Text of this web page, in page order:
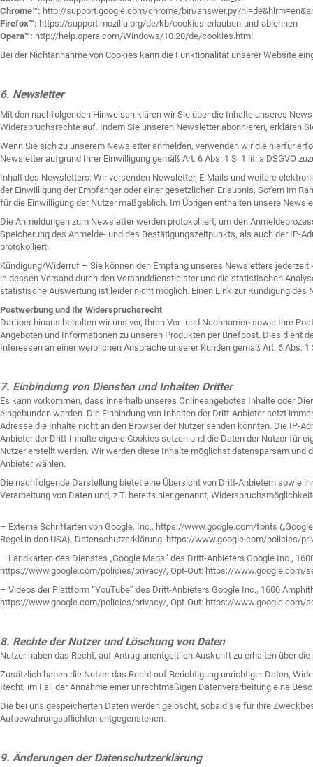
Chrome™: http://support.google.com/chrome/bin/
Firefox™: https://support.mozilla.org/de/kb/cookies-erlauben-und-ablehnen
Opera™: http://help.opera.com/Windows/10.20/de/cookies.html
Bei der Nichtannahme von Cookies kann die Funktionalität unserer Website
6. Newsletter
Mit den nachfolgenden Hinweisen klären wir Sie über die Inhalte unseres
Widerspruchsrechte auf. Indem Sie unseren Newsletter abonnieren, erklären
Wenn Sie sich zu unserem Newsletter anmelden, verwenden wir die hierfür
Newsletter aufgrund Ihrer Einwilligung gemäß Art. 6 Abs. 1 S. 1 lit. a DSGVO
Inhalt des Newsletters: Wir versenden Newsletter, E-Mails und weitere
der Einwilligung der Empfänger oder einer gesetzlichen Erlaubnis. Sofern im
für die Einwilligung der Nutzer maßgeblich. Im Übrigen enthalten unsere
Die Anmeldungen zum Newsletter werden protokolliert, um den
Speicherung des Anmelde- und des Bestätigungszeitpunkts, als auch der IP-
protokolliert.
Kündigung/Widerruf – Sie können den Empfang unseres Newsletters
in dessen Versand durch den Versanddienstleister und die statistischen
statistische Auswertung ist leider nicht möglich. Einen Link zur Kündigung
Postwerbung und Ihr Widerspruchsrecht
Darüber hinaus behalten wir uns vor, Ihren Vor- und Nachnamen sowie Ihre
Angeboten und Informationen zu unseren Produkten per Briefpost. Dies dient
Interessen an einer werblichen Ansprache unserer Kunden gemäß Art. 6 Abs. 1
7. Einbindung von Diensten und Inhalten Dritter
Es kann vorkommen, dass innerhalb unseres Onlineangebotes Inhalte oder
eingebunden werden. Die Einbindung von Inhalten der Dritt-Anbieter setzt
Adresse die Inhalte nicht an den Browser der Nutzer senden könnten. Die IP-
Anbieter der Dritt-Inhalte eigene Cookies setzen und die Daten der Nutzer für
Nutzer erstellt werden. Wir werden diese Inhalte möglichst datensparsam
Anbieter wählen.
Die nachfolgende Darstellung bietet eine Übersicht von Dritt-Anbietern sowie
Verarbeitung von Daten und, z.T. bereits hier genannt,
– Externe Schriftarten von Google, Inc., https://www.google.com/fonts
Regel in den USA). Datenschutzerklärung: https://www.google.com/policies/
– Landkarten des Dienstes „Google Maps“ des Dritt-Anbieters Google Inc.,
https://www.google.com/policies/privacy/, Opt-Out: https://www.google.com/
– Videos der Plattform “YouTube” des Dritt-Anbieters Google Inc., 1600
https://www.google.com/policies/privacy/, Opt-Out: https://www.google.com/
8. Rechte der Nutzer und Löschung von Daten
Nutzer haben das Recht, auf Antrag unentgeltlich Auskunft zu erhalten über
Zusätzlich haben die Nutzer das Recht auf Berichtigung unrichtiger Daten,
Recht, im Fall der Annahme einer unrechtmäßigen Datenverarbeitung eine
Die bei uns gespeicherten Daten werden gelöscht, sobald sie für ihre
Aufbewahrungspflichten entgegenstehen.
9. Änderungen der Datenschutzerklärung